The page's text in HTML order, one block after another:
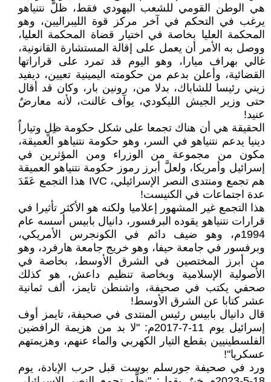
هي الوطن القومي للشعب اليهودي فقط، ظلَّ نتنياهو
يرغب في التحكم في آخر مركز قوة الليبراليين، وهو
المحكمة العليا بخاصة في اختيار قضاة المحكمة العليا،
ووصل به الأمر أن يعمل على إقالة المستشارة القانونية،
غالي بهراف ميارا، وهو اليوم قد تمرد على قراراتها
القضائية، وأعلن بدعم من حكومته اليمينية تعيين، ديفيد
زيني رئيسا للشاباك، بدلا من، رونين بار، وكان قد أقال
حتى وزير الجيش الليكودي، يوآف غالنت، لأنه معارضٌ
عنيد!
الحقيقة هي أن هناك تجمعا على شكل حكومة ظِلٍ وتياراٌ
دينيا يدعم نتنياهو في السر، وهو حكومة نتنياهو العميقة،
مكون من مجموعة من الوزراء ومن المؤثرين في
إسرائيل وأمريكا، ولعلَّ أبرز رموز حكومة نتنياهو العميقة
هم تجمع ومنتدى النصر الإسرائيلي، IVC هذا التجمع عَقَدَ
عدة اجتماعات في الكنيست!
هذا التجمع غير المشهور إعلاميا ولكنه هو الأكثر تأثيرا في
قرارات نتنياهو يقوده البرفسور، دانيال بابيس أسسه عام
1994م، وهو ضيف دائم في الكونجرس الأمريكي،
وبرفسور في جامعة حيفا، وهو خريج جامعة هارفرد، وهو
من أبرز المختصين في الشرق الأوسط، بخاصة في
الأصولية الإسلامية وبخاصة تنظيم داعش، هو كذلك
صحفي يكتب في صحيفة، واشنطن تايمز، ألف ثمانية
عشر كتابا عن الشرق الأوسط!
قال دانيال بابيس رئيس المنتدى في صحيفة، تايمز أوف
إسرائيل يوم 11-7-2017م: "لا بد من هزيمة الرافضين
الفلسطينيين بقطع التيار الكهربي والماء عنهم، وهزيمتهم
عسكريا"!
ورد في صحيفة جورسلم بوست قبل حرب الإبادة، يوم